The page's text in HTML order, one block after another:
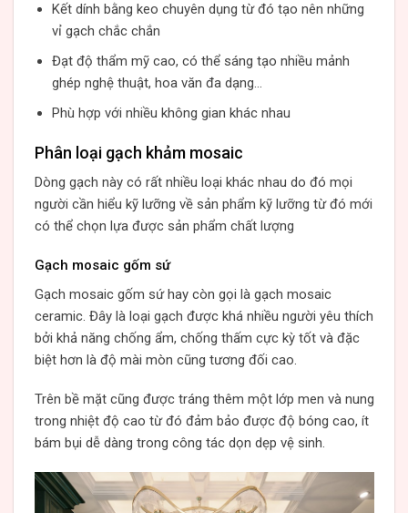
Kết dính bằng keo chuyên dụng từ đó tạo nên những
vỉ gạch chắc chắn
Đạt độ thẩm mỹ cao, có thể sáng tạo nhiều mảnh
ghép nghệ thuật, hoa văn đa dạng…
Phù hợp với nhiều không gian khác nhau
Phân loại gạch khảm mosaic
Dòng gạch này có rất nhiều loại khác nhau do đó mọi
người cần hiểu kỹ lưỡng về sản phẩm kỹ lưỡng từ đó mới
có thể chọn lựa được sản phẩm chất lượng
Gạch mosaic gốm sứ
Gạch mosaic gốm sứ hay còn gọi là gạch mosaic
ceramic. Đây là loại gạch được khá nhiều người yêu thích
bởi khả năng chống ẩm, chống thấm cực kỳ tốt và đặc
biệt hơn là độ mài mòn cũng tương đối cao.
Trên bề mặt cũng được tráng thêm một lớp men và nung
trong nhiệt độ cao từ đó đảm bảo được độ bóng cao, ít
bám bụi dễ dàng trong công tác dọn dẹp vệ sinh.